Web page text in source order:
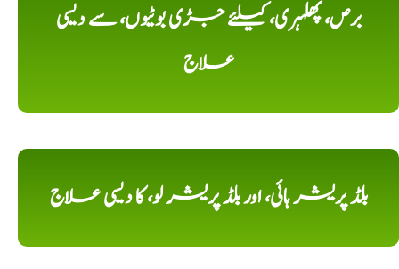
برص، پھلہری، کیلئے جڑی بوٹیوں، سے دیسی
علاج
بلڈ پریشر ہائی، اور بلڈ پریشر لو، کا دیسی علاج